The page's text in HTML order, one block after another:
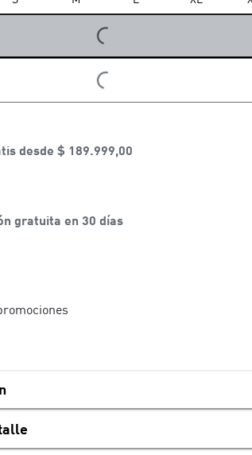
LOADING...
LOADING...
desde $ 189.999,00
gratuita en 30 días